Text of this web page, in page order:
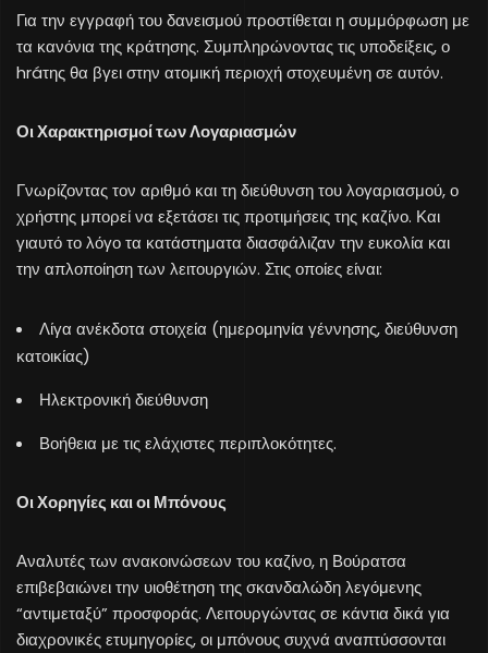
Για την εγγραφή του δανεισμού προστίθεται η συμμόρφωση με
τα κανόνια της κράτησης. Συμπληρώνοντας τις υποδείξεις, ο
hráτης θα βγει στην ατομική περιοχή στοχευμένη σε αυτόν.
Οι Χαρακτηρισμοί των Λογαριασμών
Γνωρίζοντας τον αριθμό και τη διεύθυνση του λογαριασμού, ο
χρήστης μπορεί να εξετάσει τις προτιμήσεις της καζίνο. Και
γιαυτό το λόγο τα κατάστηματα διασφάλιζαν την ευκολία και
την απλοποίηση των λειτουργιών. Στις οποίες είναι:
Λίγα ανέκδοτα στοιχεία (ημερομηνία γέννησης, διεύθυνση
κατοικίας)
Ηλεκτρονική διεύθυνση
Βοήθεια με τις ελάχιστες περιπλοκότητες.
Οι Χορηγίες και οι Μπόνους
Αναλυτές των ανακοινώσεων του καζίνο, η Βούρατσα
επιβεβαιώνει την υιοθέτηση της σκανδαλώδη λεγόμενης
“αντιμεταξύ” προσφοράς. Λειτουργώντας σε κάντια δικά για
διαχρονικές ετυμηγορίες, οι μπόνους συχνά αναπτύσσονται